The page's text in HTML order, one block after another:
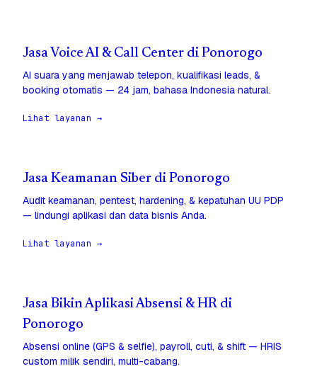
Jasa Voice AI & Call Center di Ponorogo
AI suara yang menjawab telepon, kualifikasi leads, &
booking otomatis — 24 jam, bahasa Indonesia natural.
Lihat layanan →
Jasa Keamanan Siber di Ponorogo
Audit keamanan, pentest, hardening, & kepatuhan UU PDP
— lindungi aplikasi dan data bisnis Anda.
Lihat layanan →
Jasa Bikin Aplikasi Absensi & HR di
Ponorogo
Absensi online (GPS & selfie), payroll, cuti, & shift — HRIS
custom milik sendiri, multi-cabang.